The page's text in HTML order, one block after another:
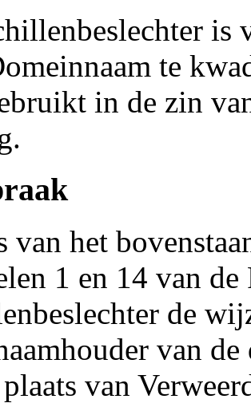
is
te
in de zin
van het
1 en 14 van
de
van
van